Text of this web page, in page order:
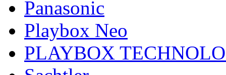
Panasonic
Playbox Neo
PLAYBOX